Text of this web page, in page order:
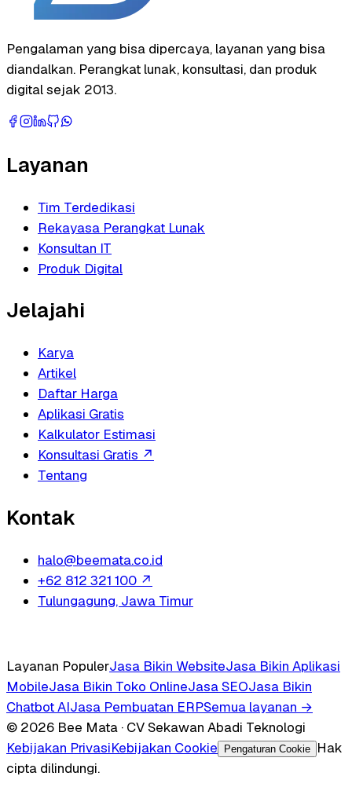
Pengalaman yang bisa dipercaya, layanan yang bisa
diandalkan. Perangkat lunak, konsultasi, dan produk
digital sejak 2013.
Layanan
Tim Terdedikasi
Rekayasa Perangkat Lunak
Konsultan IT
Produk Digital
Jelajahi
Karya
Artikel
Daftar Harga
Aplikasi Gratis
Kalkulator Estimasi
Konsultasi Gratis ↗
Tentang
Kontak
halo@beemata.co.id
+62 812 321 100 ↗
Tulungagung, Jawa Timur
Layanan PopulerJasa Bikin WebsiteJasa Bikin Aplikasi
MobileJasa Bikin Toko OnlineJasa SEOJasa Bikin
Chatbot AIJasa Pembuatan ERPSemua layanan →
© 2026 Bee Mata · CV Sekawan Abadi Teknologi
Kebijakan PrivasiKebijakan Cookie Pengaturan Cookie
Hak
cipta dilindungi.